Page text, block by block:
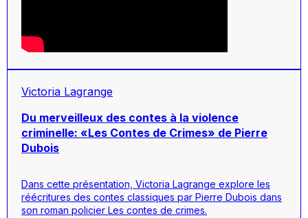
Victoria Lagrange
Du merveilleux des contes à la violence
criminelle: «Les Contes de Crimes» de Pierre
Dubois
Dans cette présentation, Victoria Lagrange explore les
réécritures des contes classiques par Pierre Dubois dans
son roman policier Les contes de crimes.